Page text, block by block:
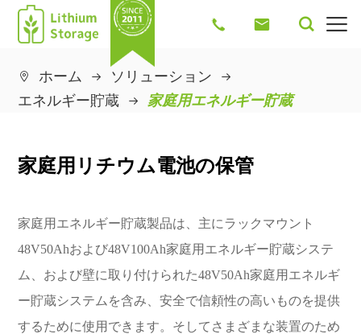
   
 ホーム
ソリューション
エネルギー貯蔵
家庭用エネルギー貯蔵
家庭用リチウム電池の保管
家庭用エネルギー貯蔵製品は、主にラックマウント
48V50Ahおよび48V100Ah家庭用エネルギー貯蔵システ
ム、および壁に取り付けられた48V50Ah家庭用エネルギ
ー貯蔵システムを含み、安全で信頼性の高いものを提供
するために使用できます。そしてさまざまな装置のため